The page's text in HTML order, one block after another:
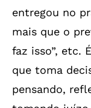
entregou no
mais que o
faz isso”, etc.
que toma
pensando,